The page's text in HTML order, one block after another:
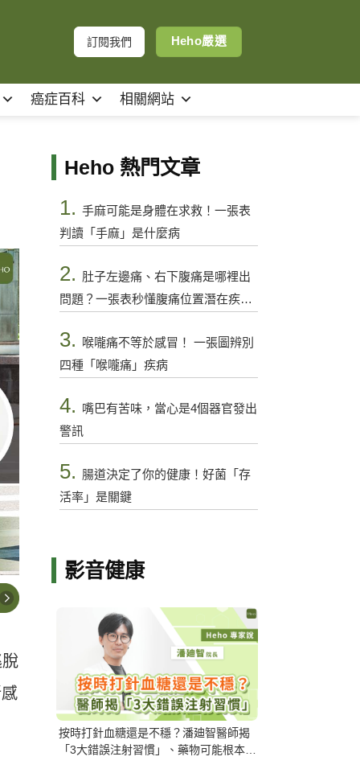
訂閱我們 Heho嚴選
癌症百科 相關網站
Heho 熱門文章
1. 手麻可能是身體在求救！一張表
判讀「手麻」是什麼病
2. 肚子左邊痛、右下腹痛是哪裡出
問題？一張表秒懂腹痛位置潛在疾病
3.
喉嚨痛不等於感冒！ 一張圖辨別
四種「喉嚨痛」疾病
4. 嘴巴有苦味，當心是4個器官發出
警訊
5. 腸道決定了你的健康！好菌「存
活率」是關鍵
影音健康
按時打針血糖還是不穩？潘廸智醫師揭
「3大錯誤注射習慣」、藥物可能根本沒